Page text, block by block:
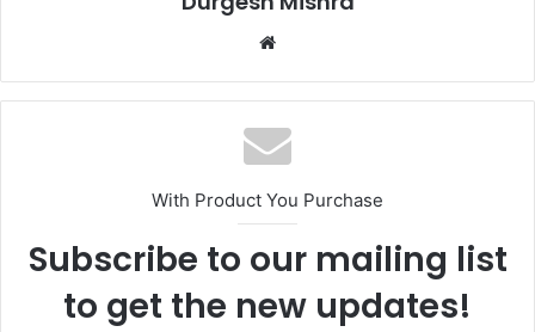
Website
With Product You Purchase
Subscribe to our mailing list
to get the new updates!